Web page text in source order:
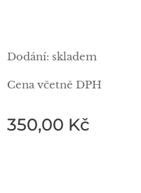
Dodání: skladem
Cena včetně DPH
350,00 Kč